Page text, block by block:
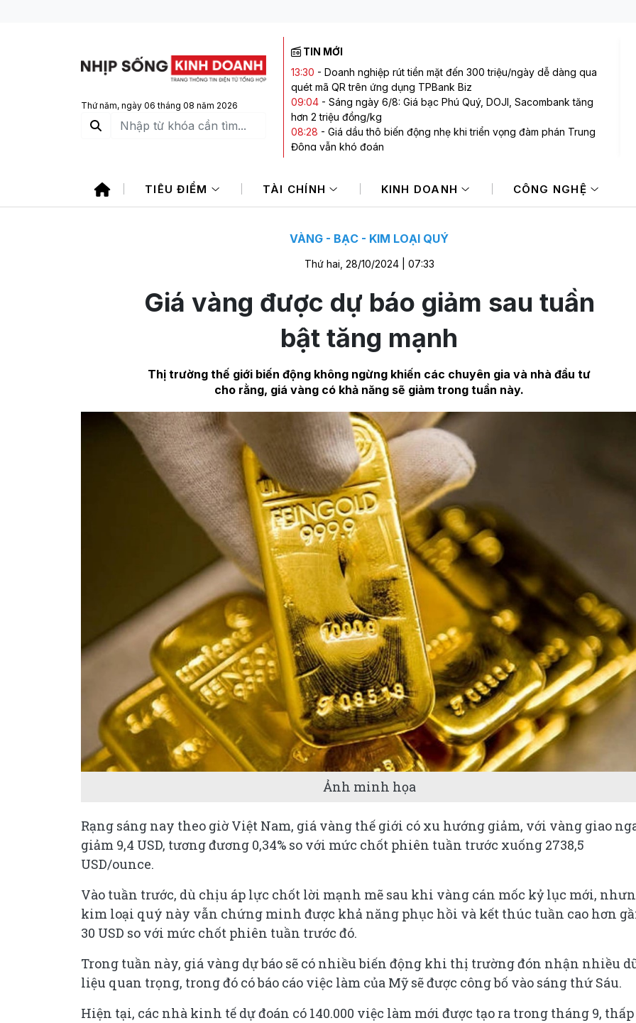
Thứ năm, ngày 06 tháng 08 năm 2026
TIN MỚI
13:30 - Doanh nghiệp rút tiền mặt đến 300 triệu/ngày dễ dàng qua
quét mã QR trên ứng dụng TPBank Biz
09:04 - Sáng ngày 6/8: Giá bạc Phú Quý, DOJI, Sacombank tăng
hơn 2 triệu đồng/kg
08:28 - Giá dầu thô biến động nhẹ khi triển vọng đàm phán Trung
Đông vẫn khó đoán
08:22- Mỹ hoàn trả khoảng 100 tỷ USD thuế quan sau phán quyết
của Tòa án Tối cao
trả nhóm Vin tăng từ 0 lên 1.424 tỷ đồng
TIÊU ĐIỂM TÀI CHÍNH KINH DOANH CÔNG NGHỆ
VÀNG - BẠC - KIM LOẠI QUÝ
Thứ hai, 28/10/2024 | 07:33
Giá vàng được dự báo giảm sau tuần
bật tăng mạnh
Thị trường thế giới biến động không ngừng khiến các chuyên gia và nhà đầu tư
cho rằng, giá vàng có khả năng sẽ giảm trong tuần này.
Ảnh minh họa
Rạng sáng nay theo giờ Việt Nam, giá vàng thế giới có xu hướng giảm, với vàng giao
giảm 9,4 USD, tương đương 0,34% so với mức chốt phiên tuần trước xuống 2738,5
USD/ounce.
Vào tuần trước, dù chịu áp lực chốt lời mạnh mẽ sau khi vàng cán mốc kỷ lục mới,
kim loại quý này vẫn chứng minh được khả năng phục hồi và kết thúc tuần cao hơn
30 USD so với mức chốt phiên tuần trước đó.
Trong tuần này, giá vàng dự báo sẽ có nhiều biến động khi thị trường đón nhận nhiều
liệu quan trọng, trong đó có báo cáo việc làm của Mỹ sẽ được công bố vào sáng thứ Sáu.
Hiện tại, các nhà kinh tế dự đoán có 140.000 việc làm mới được tạo ra trong tháng 9, thấp